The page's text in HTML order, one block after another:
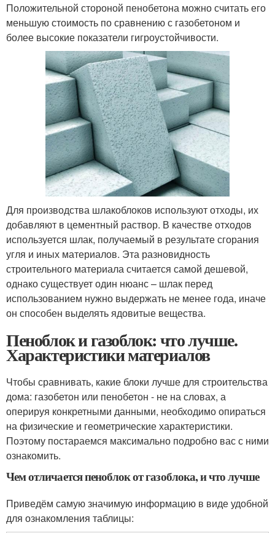
Положительной стороной пенобетона можно считать его
меньшую стоимость по сравнению с газобетоном и
более высокие показатели гигроустойчивости.
Для производства шлакоблоков используют отходы, их
добавляют в цементный раствор. В качестве отходов
используется шлак, получаемый в результате сгорания
угля и иных материалов. Эта разновидность
строительного материала считается самой дешевой,
однако существует один нюанс – шлак перед
использованием нужно выдержать не менее года, иначе
он способен выделять ядовитые вещества.
Пеноблок и газоблок: что лучше.
Характеристики материалов
Чтобы сравнивать, какие блоки лучше для строительства
дома: газобетон или пенобетон - не на словах, а
оперируя конкретными данными, необходимо опираться
на физические и геометрические характеристики.
Поэтому постараемся максимально подробно вас с ними
ознакомить.
Чем отличается пеноблок от газоблока, и что лучше
Приведём самую значимую информацию в виде удобной
для ознакомления таблицы: